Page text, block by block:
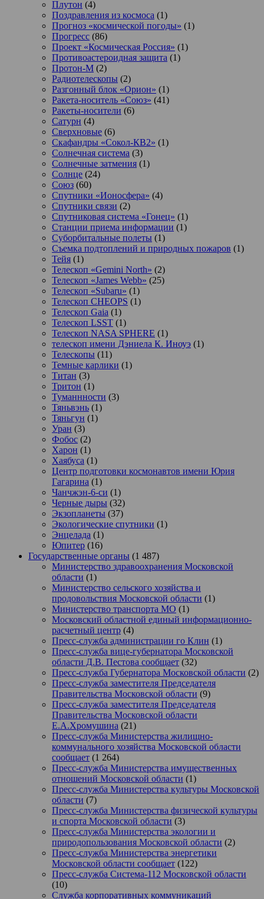
Плутон (4)
Поздравления из космоса (1)
Прогноз «космической погоды» (1)
Прогресс (86)
Проект «Космическая Россия» (1)
Противоастероидная защита (1)
Протон-М (2)
Радиотелескопы (2)
Разгонный блок «Орион» (1)
Ракета-носитель «Союз» (41)
Ракеты-носители (6)
Сатурн (4)
Сверхновые (6)
Скафандры «Сокол-КВ2» (1)
Солнечная система (3)
Солнечные затмения (1)
Солнце (24)
Союз (60)
Спутники «Ионосфера» (4)
Спутники связи (2)
Спутниковая система «Гонец» (1)
Станции приема информации (1)
Суборбитальные полеты (1)
Съемка подтоплений и природных пожаров (1)
Тейя (1)
Телескоп «Gemini North» (2)
Телескоп «James Webb» (25)
Телескоп «Subaru» (1)
Телескоп CHEOPS (1)
Телескоп Gaia (1)
Телескоп LSST (1)
Телескоп NASA SPHERE (1)
телескоп имени Дэниела К. Иноуэ (1)
Телескопы (11)
Темные карлики (1)
Титан (3)
Тритон (1)
Туманнности (3)
Тяньвэнь (1)
Тяньгун (1)
Уран (3)
Фобос (2)
Харон (1)
Хаябуса (1)
Центр подготовки космонавтов имени Юрия
Гагарина (1)
Чанчжэн-6-си (1)
Черные дыры (32)
Экзопланеты (37)
Экологические спутники (1)
Энцелада (1)
Юпитер (16)
Государственные органы (1 487)
Министерство здравоохранения Московской
области (1)
Министерство сельского хозяйства и
продовольствия Московской области (1)
Министерство транспорта МО (1)
Московский областной единый информационно-
расчетный центр (4)
Пресс-служба администрации го Клин (1)
Пресс-служба вице-губернатора Московской
области Д.В. Пестова сообщает (32)
Пресс-служба Губернатора Московской области (2)
Пресс-служба заместителя Председателя
Правительства Московской области (9)
Пресс-служба заместителя Председателя
Правительства Московской области
Е.А.Хромушина (21)
Пресс-служба Министерства жилищно-
коммунального хозяйства Московской области
сообщает (1 264)
Пресс-служба Министерства имущественных
отношений Московской области (1)
Пресс-служба Министерства культуры Московской
области (7)
Пресс-служба Министерства физической культуры
и спорта Московской области (3)
Пресс-служба Министерства экологии и
природопользования Московской области (2)
Пресс-служба Министерства энергетики
Московской области сообщает (122)
Пресс-служба Система-112 Московской области
(10)
Служба корпоративных коммуникаций